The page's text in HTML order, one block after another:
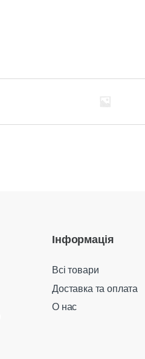
Інформація
Всі товари
Доставка та оплата
О нас